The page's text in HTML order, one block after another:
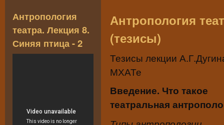
Антропология
(тезисы)
Тезисы лекции
МХАТе
Введение. Что такое
театральная
Антропология
театра. Лекция 8.
Синяя птица - 2